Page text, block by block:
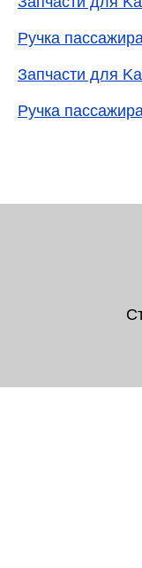
Ручка
Запчасти для
Ручка